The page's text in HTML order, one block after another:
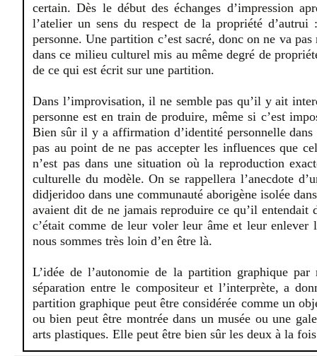
certain. Dès le début des échanges d’impression
l’atelier un sens du respect de la propriété
personne. Une partition c’est sacré, donc on ne va
dans ce milieu culturel mis au même degré de
de ce qui est écrit sur une partition.
Dans l’improvisation, il ne semble pas qu’il y ait
personne est en train de produire, même si c’est
Bien sûr il y a affirmation d’identité personnelle
pas au point de ne pas accepter les influences que
n’est pas dans une situation où la reproduction
culturelle du modèle. On se rappellera l’anecdote
didjeridoo dans une communauté aborigène isolée
avaient dit de ne jamais reproduire ce qu’il
c’était comme de leur voler leur âme et leur
nous sommes très loin d’en être là.
L’idée de l’autonomie de la partition graphique
séparation entre le compositeur et l’interprète, a
partition graphique peut être considérée comme un
ou bien peut être montrée dans un musée ou une
arts plastiques. Elle peut être bien sûr les deux à la